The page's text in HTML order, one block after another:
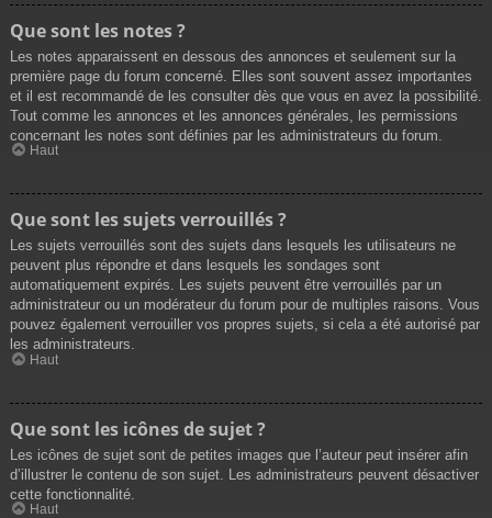
Que sont les notes ?
Les notes apparaissent en dessous des annonces et seulement sur la
première page du forum concerné. Elles sont souvent assez importantes
et il est recommandé de les consulter dès que vous en avez la possibilité.
Tout comme les annonces et les annonces générales, les permissions
concernant les notes sont définies par les administrateurs du forum.
Haut
Que sont les sujets verrouillés ?
Les sujets verrouillés sont des sujets dans lesquels les utilisateurs ne
peuvent plus répondre et dans lesquels les sondages sont
automatiquement expirés. Les sujets peuvent être verrouillés par un
administrateur ou un modérateur du forum pour de multiples raisons. Vous
pouvez également verrouiller vos propres sujets, si cela a été autorisé par
les administrateurs.
Haut
Que sont les icônes de sujet ?
Les icônes de sujet sont de petites images que l’auteur peut insérer afin
d’illustrer le contenu de son sujet. Les administrateurs peuvent désactiver
cette fonctionnalité.
Haut